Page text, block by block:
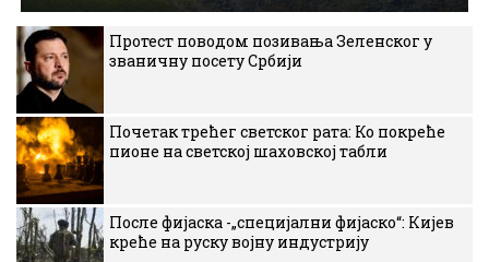
Протест поводом позивања Зеленског у
званичну посету Србији
Почетак трећег светског рата: Ко покреће
пионе на светској шаховској табли
После фијаска -„специјални фијаско“: Кијев
креће на руску војну индустрију